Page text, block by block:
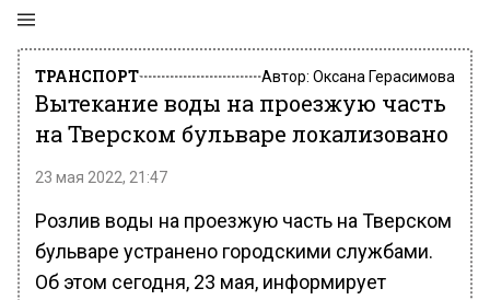
ТРАНСПОРТ Автор: Оксана Герасимова
Вытекание воды на проезжую часть
на Тверском бульваре локализовано
23 мая 2022, 21:47
Розлив воды на проезжую часть на Тверском
бульваре устранено городскими службами.
Об этом сегодня, 23 мая, информирует